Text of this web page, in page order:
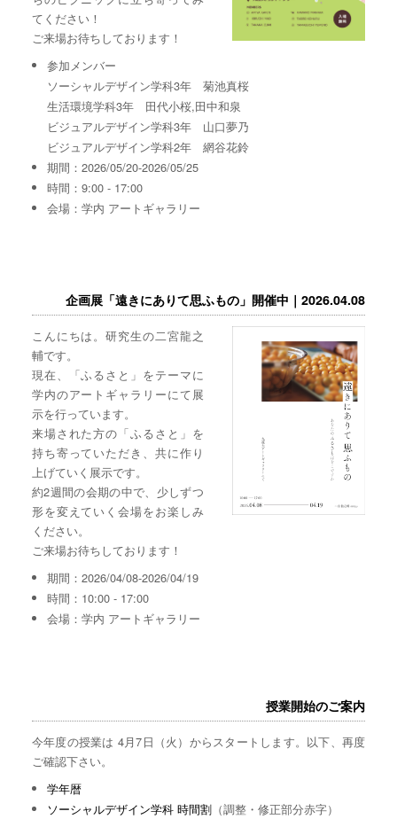
てください！
ご来場お待ちしております！
参加メンバー
ソーシャルデザイン学科3年 菊池真桜
生活環境学科3年 田代小桜,田中和泉
ビジュアルデザイン学科3年 山口夢乃
ビジュアルデザイン学科2年 網谷花鈴
期間：2026/05/20-2026/05/25
時間：9:00 - 17:00
会場：学内 アートギャラリー
企画展「遠きにありて思ふもの」開催中｜2026.04.08
こんにちは。研究生の二宮龍之
輔です。
現在、「ふるさと」をテーマに
学内のアートギャラリーにて展
示を行っています。
来場された方の「ふるさと」を
持ち寄っていただき、共に作り
上げていく展示です。
約2週間の会期の中で、少しずつ
形を変えていく会場をお楽しみ
ください。
ご来場お待ちしております！
期間：2026/04/08-2026/04/19
時間：10:00 - 17:00
会場：学内 アートギャラリー
授業開始のご案内
今年度の授業は 4月7日（火）からスタートします。以下、再度
ご確認下さい。
学年暦
ソーシャルデザイン学科 時間割 （調整・修正部分赤字）